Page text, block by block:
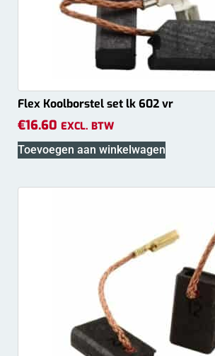
Flex Koolborstel set lk 602 vr
€16.60 EXCL. BTW
Toevoegen aan winkelwagen